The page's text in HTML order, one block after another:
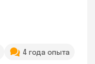
4 года опыта